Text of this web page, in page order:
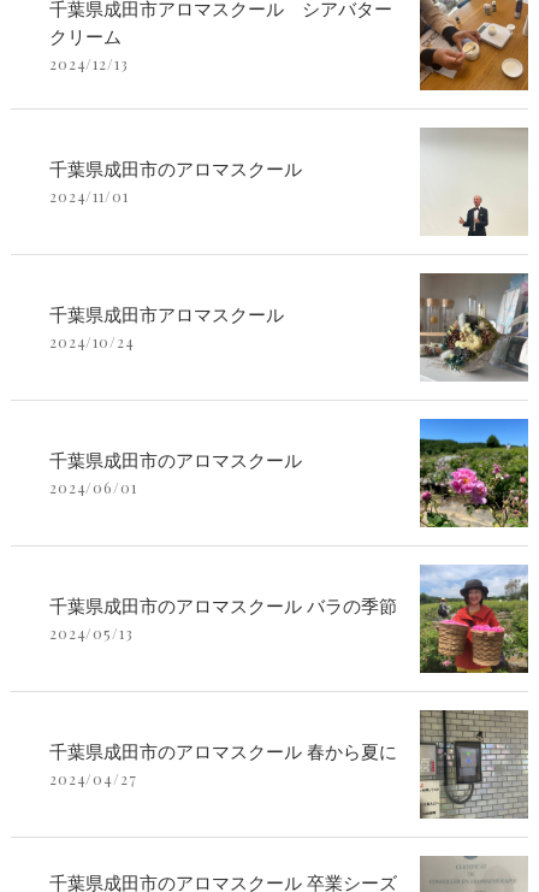
千葉県成田市アロマスクール シアバター
クリーム
2024/12/13
千葉県成田市のアロマスクール
2024/11/01
千葉県成田市アロマスクール
2024/10/24
千葉県成田市のアロマスクール
2024/06/01
千葉県成田市のアロマスクール バラの季節
2024/05/13
千葉県成田市のアロマスクール 春から夏に
2024/04/27
千葉県成田市のアロマスクール 卒業シーズ